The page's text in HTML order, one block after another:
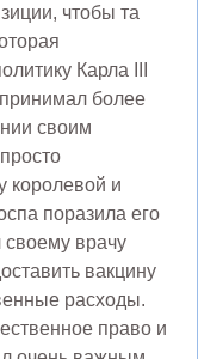
чтобы та
Карла III
более
своим
королевой и
поразила его
своему врачу
вакцину
расходы.
право и